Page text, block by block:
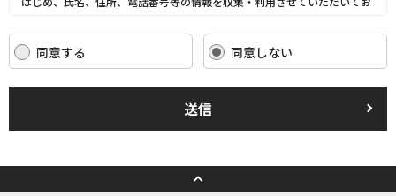
当社は、これらのお客さまの個人情報（以下「お客さま情報」といいま
す。）の適正な保護を重大な責務と認識し、この責務を果たすために、次
法令を遵守し、適切に取り扱います。また、適宜取扱いの改善に努めま
す。
ます。また、取引先等に対しても適切にお客さま情報を取り扱うように要
同意する 同意しない
送信